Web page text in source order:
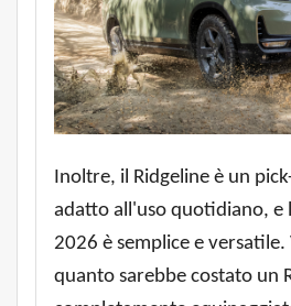
Inoltre, il Ridgeline è un
adatto all'uso quotidiano, e
2026 è semplice e
quanto sarebbe costato un